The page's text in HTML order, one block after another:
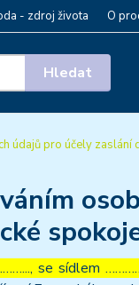
- zdroj života O
Hledat
údajů pro účely zaslání
se sídlem